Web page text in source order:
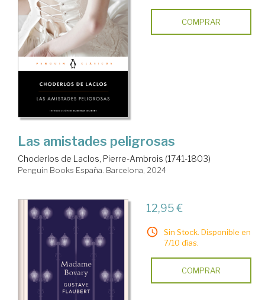
COMPRAR
Las amistades peligrosas
Choderlos de Laclos, Pierre-Ambrois (1741-1803)
Penguin Books España. Barcelona, 2024
12,95 €
Sin Stock. Disponible en
7/10 días.
COMPRAR